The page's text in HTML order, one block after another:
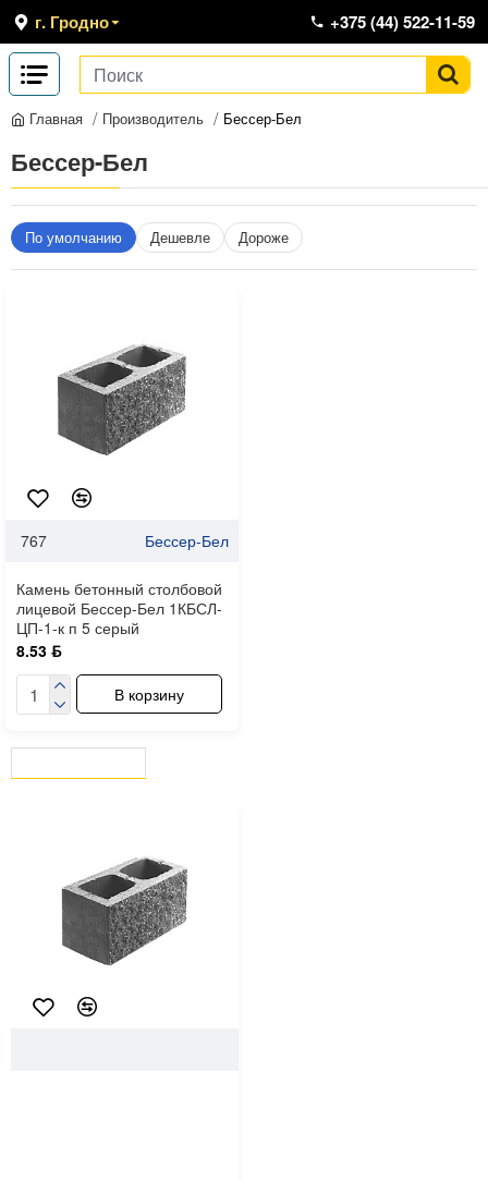
г. Гродно +375 (44) 522-11-59
Главная Производитель Бессер-Бел
Бессер-Бел
По умолчанию Дешевле Дороже
767 Бессер-Бел
Камень бетонный столбовой
лицевой Бессер-Бел 1КБСЛ-
ЦП-1-к п 5 серый
8.53 ƃ
В корзину